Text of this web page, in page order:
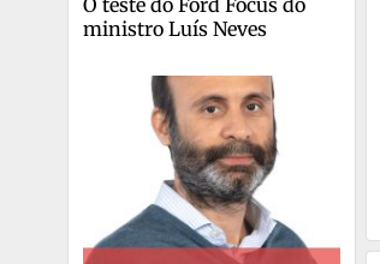
ministro Luís Neves